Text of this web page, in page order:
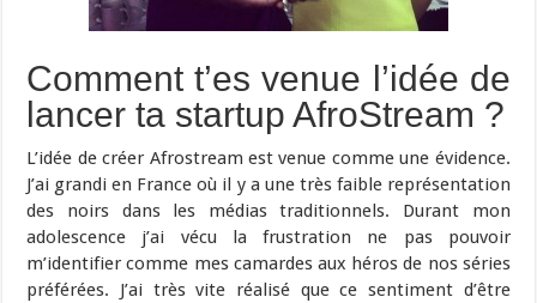
Comment t’es venue l’idée de
lancer ta startup AfroStream ?
L’idée de créer Afrostream est venue comme une évidence.
J’ai grandi en France où il y a une très faible représentation
des noirs dans les médias traditionnels. Durant mon
adolescence j’ai vécu la frustration ne pas pouvoir
m’identifier comme mes camardes aux héros de nos séries
préférées. J’ai très vite réalisé que ce sentiment d’être